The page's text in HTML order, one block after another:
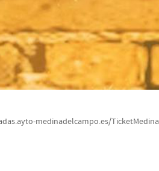
medinadelcampo.es/TicketMedina